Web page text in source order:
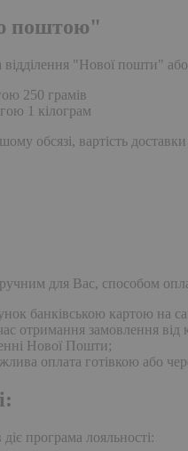
поштою"
відділення "Нової пошти"
250 грамів
1 кілограм
обсязі, вартість
для Вас, способом
банківською картою на
отримання замовлення від
Нової Пошти;
оплата готівкою або
програма лояльності: